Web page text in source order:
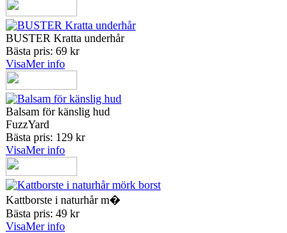
BUSTER Kratta underhår
Bästa pris: 69 kr
VisaMer info
Balsam för känslig hud
FuzzYard
Bästa pris: 129 kr
VisaMer info
Kattborste i naturhår m�
Bästa pris: 49 kr
VisaMer info